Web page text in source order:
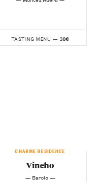
TASTING MENU — 38€
CHARME RESIDENCE
Vineho
— Barolo —